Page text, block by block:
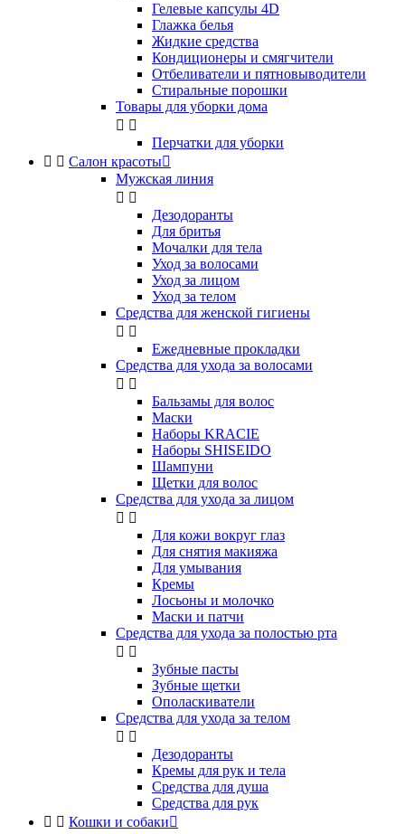
Гелевые капсулы 4D
Глажка белья
Жидкие средства
Кондиционеры и смягчители
Отбеливатели и пятновыводители
Стиральные порошки
Товары для уборки дома
 
Перчатки для уборки
  Салон красоты
Мужская линия
 
Дезодоранты
Для бритья
Мочалки для тела
Уход за волосами
Уход за лицом
Уход за телом
Средства для женской гигиены
 
Ежедневные прокладки
Средства для ухода за волосами
 
Бальзамы для волос
Маски
Наборы KRACIE
Наборы SHISEIDO
Шампуни
Щетки для волос
Средства для ухода за лицом
 
Для кожи вокруг глаз
Для снятия макияжа
Для умывания
Кремы
Лосьоны и молочко
Маски и патчи
Средства для ухода за полостью рта
 
Зубные пасты
Зубные щетки
Ополаскиватели
Средства для ухода за телом
 
Дезодоранты
Кремы для рук и тела
Средства для душа
Средства для рук
  Кошки и собаки